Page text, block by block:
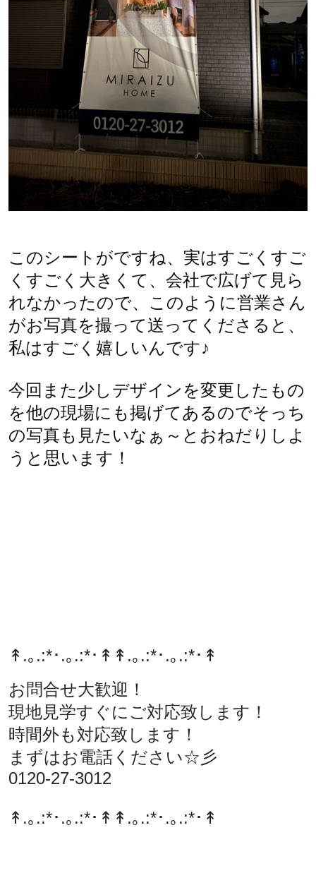
このシートがですね、実はすごくすご
くすごく大きくて、会社で広げて見ら
れなかったので、このように営業さん
がお写真を撮って送ってくださると、
私はすごく嬉しいんです♪
今回また少しデザインを変更したもの
を他の現場にも掲げてあるのでそっち
の写真も見たいなぁ～とおねだりしよ
うと思います！
↟.｡.:*･.｡.:*･↟ ↟.｡.:*･.｡.:*･↟
お問合せ大歓迎！
現地見学すぐにご対応致します！
時間外も対応致します！
まずはお電話ください☆彡
0120-27-3012
↟.｡.:*･.｡.:*･↟ ↟.｡.:*･.｡.:*･↟